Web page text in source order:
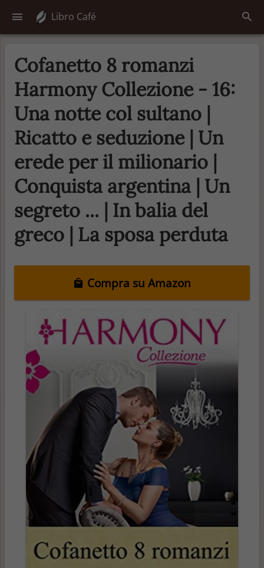
Libro Café
Cofanetto 8 romanzi
Harmony Collezione - 16:
Una notte col sultano |
Ricatto e seduzione | Un
erede per il milionario |
Conquista argentina | Un
segreto ... | In balia del
greco | La sposa perduta
Compra su Amazon